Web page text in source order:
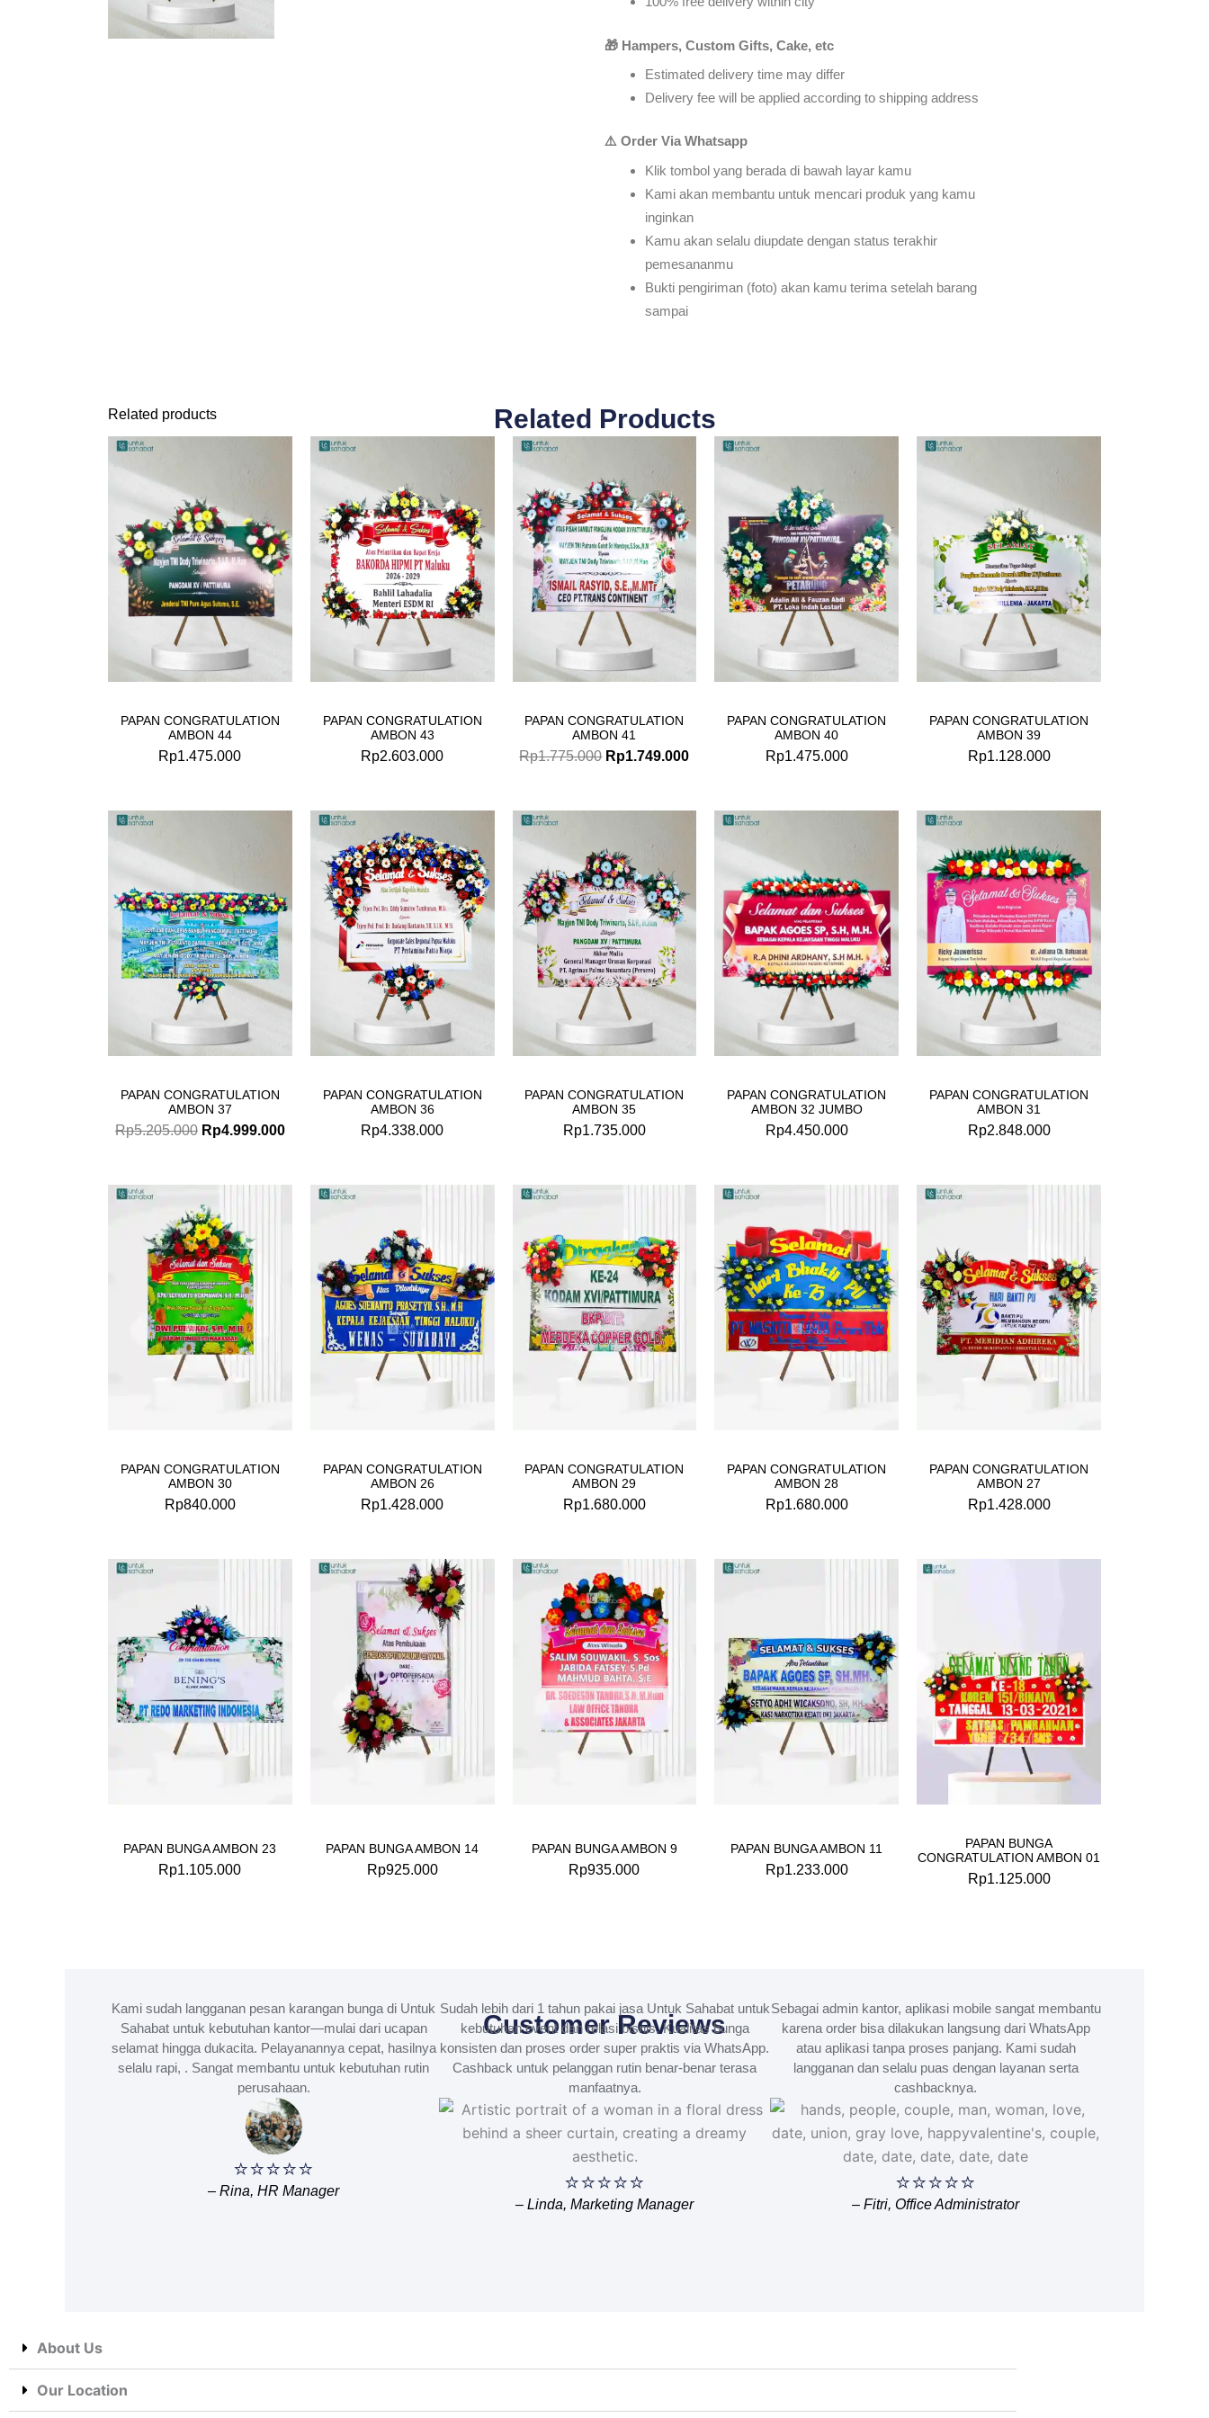
🎁 Hampers, Custom Gifts, Cake, etc
Estimated delivery time may differ
Delivery fee will be applied according to shipping address
⚠️ Order Via Whatsapp
Klik tombol yang berada di bawah layar kamu
Kami akan membantu untuk mencari produk yang kamu
inginkan
Kamu akan selalu diupdate dengan status terakhir
pemesananmu
Bukti pengiriman (foto) akan kamu terima setelah barang
sampai
Related Products
Related products
PAPAN CONGRATULATION
AMBON 44
Rp1.475.000
PAPAN CONGRATULATION
AMBON 43
Rp2.603.000
PAPAN CONGRATULATION
AMBON 41
Rp1.775.000
was:
Rp1.775.000.
Rp1.749.000
Current
price
Rp1.749.000.
PAPAN CONGRATULATION
AMBON 40
Rp1.475.000
PAPAN CONGRATULATION
AMBON 39
Rp1.128.000
PAPAN CONGRATULATION
AMBON 37
Rp5.205.000
Rp5.205.000.
Rp4.999.000
Current
Rp4.999.000.
PAPAN CONGRATULATION
AMBON 36
Rp4.338.000
PAPAN CONGRATULATION
AMBON 35
Rp1.735.000
PAPAN CONGRATULATION
AMBON 32 JUMBO
Rp4.450.000
PAPAN CONGRATULATION
AMBON 31
Rp2.848.000
PAPAN CONGRATULATION
AMBON 30
Rp840.000
PAPAN CONGRATULATION
AMBON 26
Rp1.428.000
PAPAN CONGRATULATION
AMBON 29
Rp1.680.000
PAPAN CONGRATULATION
AMBON 28
Rp1.680.000
PAPAN CONGRATULATION
AMBON 27
Rp1.428.000
PAPAN BUNGA AMBON 23
Rp1.105.000
PAPAN BUNGA AMBON 14
Rp925.000
PAPAN BUNGA AMBON 9
Rp935.000
PAPAN BUNGA AMBON 11
Rp1.233.000
PAPAN BUNGA
CONGRATULATION AMBON 01
Rp1.125.000
Customer Reviews
Kami sudah langganan pesan karangan bunga di Untuk
Sahabat untuk kebutuhan kantor—mulai dari ucapan
selamat hingga dukacita. Pelayanannya cepat, hasilnya
selalu rapi, . Sangat membantu untuk kebutuhan rutin
perusahaan.
⭐⭐⭐⭐⭐
– Rina, HR Manager
Sudah lebih dari 1 tahun pakai jasa Untuk Sahabat untuk
kebutuhan event dan relasi bisnis. Kualitas bunga
konsisten dan proses order super praktis via WhatsApp.
Cashback untuk pelanggan rutin benar-benar terasa
manfaatnya.
⭐⭐⭐⭐⭐
– Linda, Marketing Manager
Sebagai admin kantor, aplikasi mobile sangat membantu
karena order bisa dilakukan langsung dari WhatsApp
atau aplikasi tanpa proses panjang. Kami sudah
langganan dan selalu puas dengan layanan serta
cashbacknya.
⭐⭐⭐⭐⭐
– Fitri, Office Administrator
About Us
Our Location